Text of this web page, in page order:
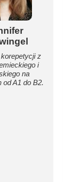
z
i
na
od A1 do B2.